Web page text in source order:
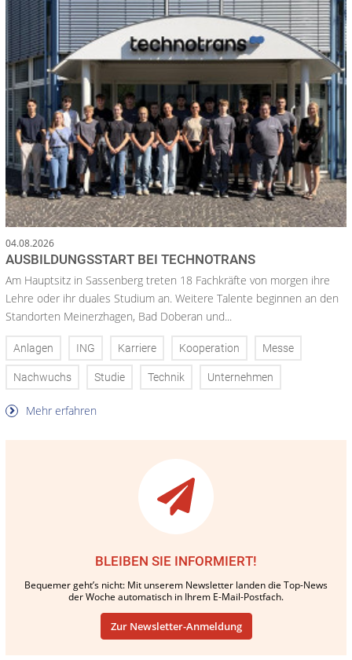
04.08.2026
AUSBILDUNGSSTART BEI TECHNOTRANS
Am Hauptsitz in Sassenberg treten 18 Fachkräfte von morgen ihre
Lehre oder ihr duales Studium an. Weitere Talente beginnen an den
Standorten Meinerzhagen, Bad Doberan und...
Anlagen ING Karriere Kooperation Messe
Nachwuchs Studie Technik Unternehmen
Mehr erfahren
BLEIBEN SIE INFORMIERT!
Bequemer geht’s nicht: Mit unserem Newsletter landen die Top-News
der Woche automatisch in Ihrem E-Mail-Postfach.
Zur Newsletter-Anmeldung